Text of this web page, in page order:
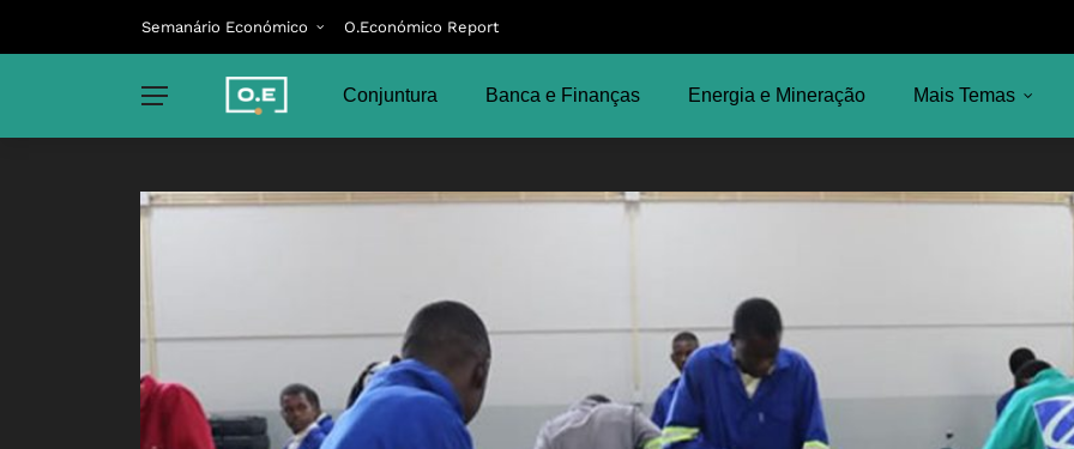
Semanário Económico O.Económico Report
Conjuntura Banca e Finanças Energia e Mineração Mais Temas